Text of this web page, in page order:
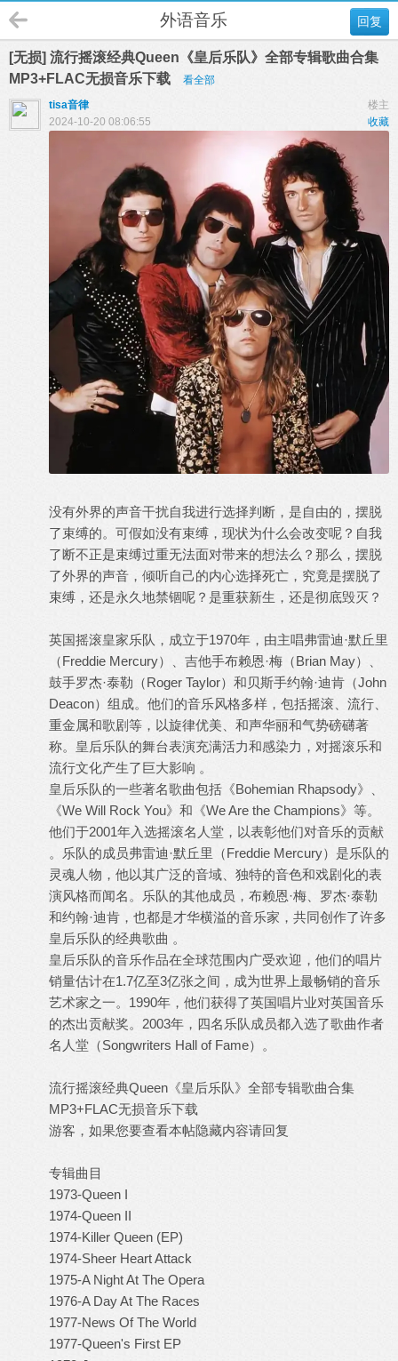
回复
外语音乐
[无损] 流行摇滚经典Queen《皇后乐队》全部专辑歌曲合集
MP3+FLAC无损音乐下载
看全部
楼主
tisa音律
收藏
2024-10-20 08:06:55
没有外界的声音干扰自我进行选择判断，是自由的，摆脱
了束缚的。可假如没有束缚，现状为什么会改变呢？自我
了断不正是束缚过重无法面对带来的想法么？那么，摆脱
了外界的声音，倾听自己的内心选择死亡，究竟是摆脱了
束缚，还是永久地禁锢呢？是重获新生，还是彻底毁灭？
英国摇滚皇家乐队，成立于1970年，由主唱弗雷迪·默丘里
（Freddie Mercury）、吉他手布赖恩·梅（Brian May）、
鼓手罗杰·泰勒（Roger Taylor）和贝斯手约翰·迪肯（John
Deacon）组成。他们的音乐风格多样，包括摇滚、流行、
重金属和歌剧等，以旋律优美、和声华丽和气势磅礴著
称。皇后乐队的舞台表演充满活力和感染力，对摇滚乐和
流行文化产生了巨大影响 。
皇后乐队的一些著名歌曲包括《Bohemian Rhapsody》、
《We Will Rock You》和《We Are the Champions》等。
他们于2001年入选摇滚名人堂，以表彰他们对音乐的贡献
。乐队的成员弗雷迪·默丘里（Freddie Mercury）是乐队的
灵魂人物，他以其广泛的音域、独特的音色和戏剧化的表
演风格而闻名。乐队的其他成员，布赖恩·梅、罗杰·泰勒
和约翰·迪肯，也都是才华横溢的音乐家，共同创作了许多
皇后乐队的经典歌曲 。
皇后乐队的音乐作品在全球范围内广受欢迎，他们的唱片
销量估计在1.7亿至3亿张之间，成为世界上最畅销的音乐
艺术家之一。1990年，他们获得了英国唱片业对英国音乐
的杰出贡献奖。2003年，四名乐队成员都入选了歌曲作者
名人堂（Songwriters Hall of Fame）。
流行摇滚经典Queen《皇后乐队》全部专辑歌曲合集
MP3+FLAC无损音乐下载
游客，如果您要查看本帖隐藏内容请回复
专辑曲目
1973-Queen I
1974-Queen II
1974-Killer Queen (EP)
1974-Sheer Heart Attack
1975-A Night At The Opera
1976-A Day At The Races
1977-News Of The World
1977-Queen's First EP